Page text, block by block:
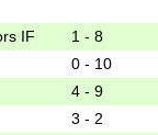
IF
1 - 8
0 - 10
4 - 9
3 - 2